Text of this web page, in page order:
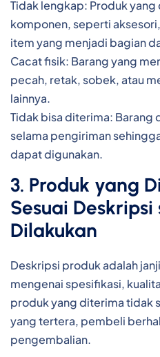
Tidak lengkap: Produk
komponen, seperti
item yang menjadi bagian
Cacat fisik: Barang yang
pecah, retak, sobek, atau
lainnya.
Tidak bisa diterima: Barang
selama pengiriman
dapat digunakan.
3. Produk yang
Sesuai
Dilakukan
Deskripsi produk adalah
mengenai spesifikasi,
produk yang diterima tidak
yang tertera, pembeli
pengembalian.